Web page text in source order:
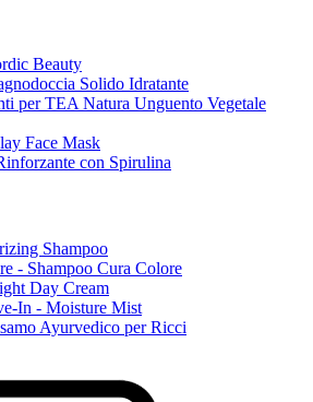
Beauty
Solido Idratante
per TEA Natura Unguento Vegetale
Face Mask
con Spirulina
Shampoo
- Shampoo Cura Colore
Day Cream
In - Moisture Mist
Ayurvedico per Ricci